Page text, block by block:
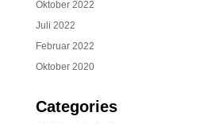
Oktober 2022
Juli 2022
Februar 2022
Oktober 2020
Categories